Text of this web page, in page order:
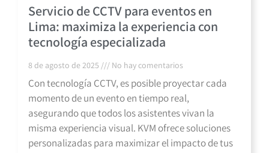
Servicio de CCTV para eventos en
Lima: maximiza la experiencia con
tecnología especializada
8 de agosto de 2025 No hay comentarios
Con tecnología CCTV, es posible proyectar cada
momento de un evento en tiempo real,
asegurando que todos los asistentes vivan la
misma experiencia visual. KVM ofrece soluciones
personalizadas para maximizar el impacto de tus